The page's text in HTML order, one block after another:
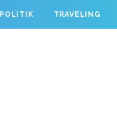
POLITIK TRAVELING